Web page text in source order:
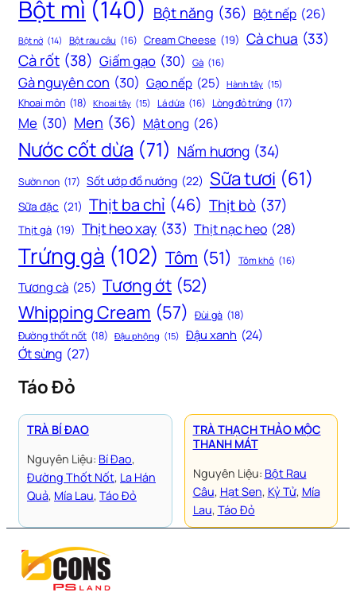
Bột mì (140) Bột năng (36) Bột nếp (26)
Bột nở (14) Bột rau câu (16) Cream Cheese (19) Cà chua (33)
Cà rốt (38) Giấm gạo (30) Gà (16)
Gà nguyên con (30) Gạo nếp (25) Hành tây (15)
Khoai môn (18) Khoai tây (15) Lá dứa (16) Lòng đỏ trứng (17)
Me (30) Men (36) Mật ong (26)
Nước cốt dừa (71) Nấm hương (34)
Sườn non (17) Sốt ướp đồ nướng (22) Sữa tươi (61)
Sữa đặc (21) Thịt ba chỉ (46) Thịt bò (37)
Thịt gà (19) Thịt heo xay (33) Thịt nạc heo (28)
Trứng gà (102) Tôm (51) Tôm khô (16)
Tương cà (25) Tương ớt (52)
Whipping Cream (57) Đùi gà (18)
Đường thốt nốt (18) Đậu phộng (15) Đậu xanh (24)
Ớt sừng (27)
Táo Đỏ
TRÀ BÍ ĐAO
Nguyên Liệu: Bí Đao
Đường Thốt Nốt, La Hán
Quả, Mía Lau, Táo Đỏ
TRÀ THẠCH THẢO MỘC
THANH MÁT
Nguyên Liệu: Bột Rau
Câu, Hạt Sen, Kỷ Tử, Mía
Lau, Táo Đỏ